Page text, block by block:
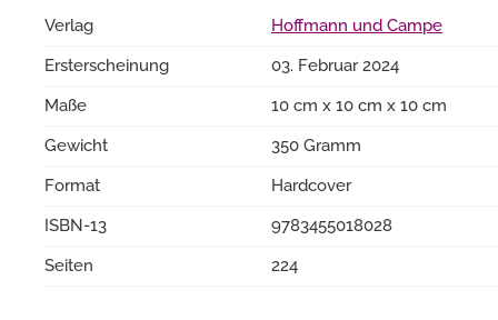
Verlag
Hoffmann und Campe
Ersterscheinung
03. Februar 2024
Maße
10 cm x 10 cm x 10 cm
Gewicht
350 Gramm
Format
Hardcover
ISBN-13
9783455018028
Seiten
224